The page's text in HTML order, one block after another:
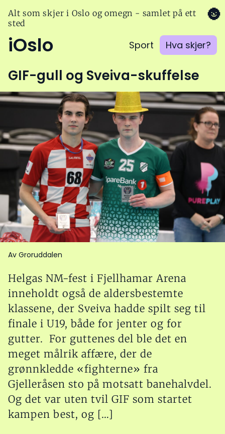
Alt som skjer i Oslo og omegn - samlet på ett
sted
iOslo Sport Hva skjer?
🌚
GIF-gull og Sveiva-skuffelse
Av Groruddalen
Helgas NM-fest i Fjellhamar Arena
inneholdt også de aldersbestemte
klassene, der Sveiva hadde spilt seg til
finale i U19, både for jenter og for
gutter. For guttenes del ble det en
meget målrik affære, der de
grønnkledde «fighterne» fra
Gjelleråsen sto på motsatt banehalvdel.
Og det var uten tvil GIF som startet
kampen best, og […]